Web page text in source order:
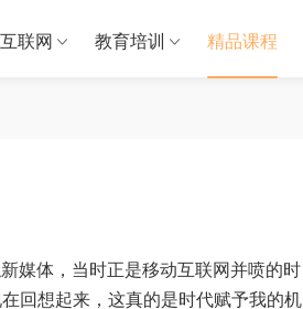
联网 教育培训 精品课程
媒体，当时正是移动互联网并喷的时
回想起来，这真的是时代赋予我的机